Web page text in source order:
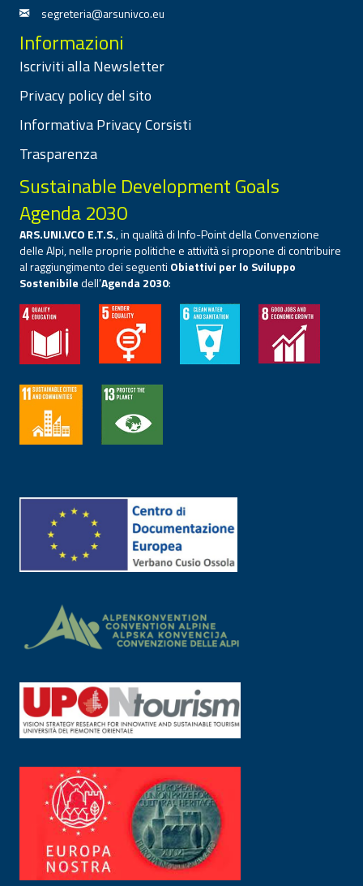
segreteria@arsunivco.eu
Informazioni
Iscriviti alla Newsletter
Privacy policy del sito
Informativa Privacy Corsisti
Trasparenza
Sustainable Development Goals
Agenda 2030
ARS.UNI.VCO E.T.S., in qualità di Info-Point della Convenzione
delle Alpi, nelle proprie politiche e attività si propone di contribuire
al raggiungimento dei seguenti Obiettivi per lo Sviluppo
Sostenibiledell’Agenda 2030: